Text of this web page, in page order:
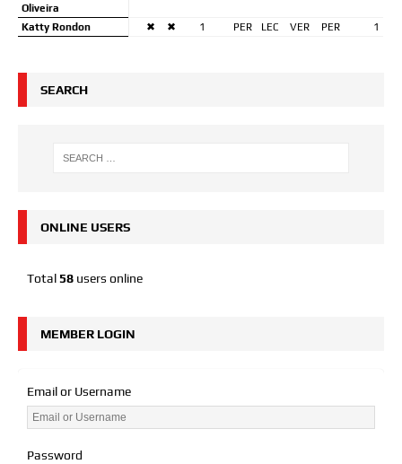
Oliveira
Katty Rondon ✖ ✖ 1 PER LEC VER PER 1
SEARCH
ONLINE USERS
Total 58 users online
MEMBER LOGIN
Email or Username
Password